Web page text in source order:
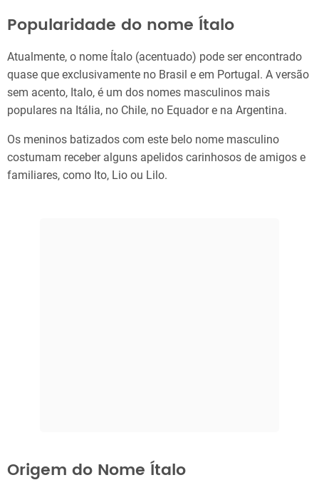
Popularidade do nome Ítalo
Atualmente, o nome Ítalo (acentuado) pode ser encontrado
quase que exclusivamente no Brasil e em Portugal. A versão
sem acento, Italo, é um dos nomes masculinos mais
populares na Itália, no Chile, no Equador e na Argentina.
Os meninos batizados com este belo nome masculino
costumam receber alguns apelidos carinhosos de amigos e
familiares, como Ito, Lio ou Lilo.
Origem do Nome Ítalo